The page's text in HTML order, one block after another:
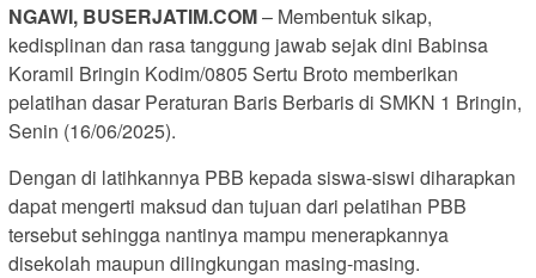
NGAWI, BUSERJATIM.COM– Membentuk sikap,
kedisplinan dan rasa tanggung jawab sejak dini Babinsa
Koramil Bringin Kodim/0805 Sertu Broto memberikan
pelatihan dasar Peraturan Baris Berbaris di SMKN 1 Bringin,
Senin (16/06/2025).
Dengan di latihkannya PBB kepada siswa-siswi diharapkan
dapat mengerti maksud dan tujuan dari pelatihan PBB
tersebut sehingga nantinya mampu menerapkannya
disekolah maupun dilingkungan masing-masing.